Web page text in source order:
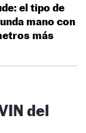
el tipo de
mano con
más
del